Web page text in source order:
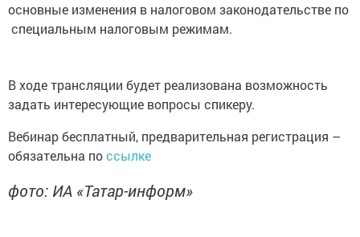
основные изменения в налоговом законодательстве по
специальным налоговым режимам.
В ходе трансляции будет реализована возможность
задать интересующие вопросы спикеру.
Вебинар бесплатный, предварительная регистрация –
обязательна поссылке
фото: ИА «Татар-информ»